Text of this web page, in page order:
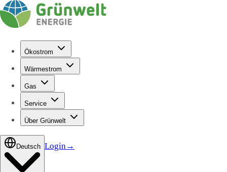
Ökostrom
Wärmestrom
Gas
Service
Über Grünwelt
Deutsch Login→